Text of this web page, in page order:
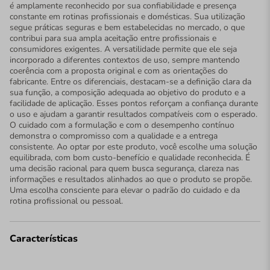
é amplamente reconhecido por sua confiabilidade e presença
constante em rotinas profissionais e domésticas. Sua utilização
segue práticas seguras e bem estabelecidas no mercado, o que
contribui para sua ampla aceitação entre profissionais e
consumidores exigentes. A versatilidade permite que ele seja
incorporado a diferentes contextos de uso, sempre mantendo
coerência com a proposta original e com as orientações do
fabricante. Entre os diferenciais, destacam-se a definição clara da
sua função, a composição adequada ao objetivo do produto e a
facilidade de aplicação. Esses pontos reforçam a confiança durante
o uso e ajudam a garantir resultados compatíveis com o esperado.
O cuidado com a formulação e com o desempenho contínuo
demonstra o compromisso com a qualidade e a entrega
consistente. Ao optar por este produto, você escolhe uma solução
equilibrada, com bom custo-benefício e qualidade reconhecida. É
uma decisão racional para quem busca segurança, clareza nas
informações e resultados alinhados ao que o produto se propõe.
Uma escolha consciente para elevar o padrão do cuidado e da
rotina profissional ou pessoal.
Características